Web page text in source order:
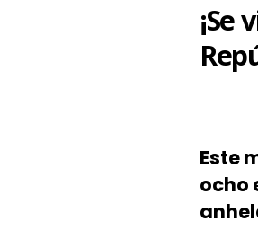
¡Se
Este
ocho